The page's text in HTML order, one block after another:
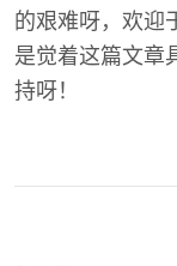
的艰难呀，欢迎
是觉着这篇文章
持呀！